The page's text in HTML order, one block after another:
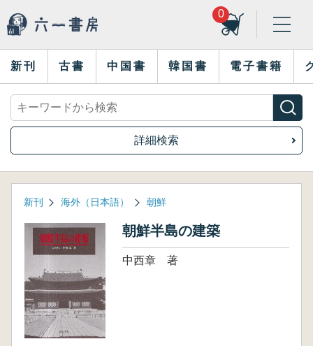
0
新刊 古書 中国書 韓国書 電子書籍
詳細検索
新刊 海外（日本語） 朝鮮
朝鮮半島の建築
中西章 著